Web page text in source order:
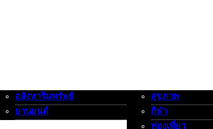
อสังหาริมทรัพย์-ยานยนต์
อสังหาริมทรัพย์
ยานยนต์
สุขภาพ-กีฬาท่อง
สุขภาพ
กีฬา